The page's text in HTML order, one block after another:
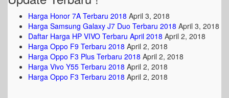
Harga Honor 7A Terbaru 2018 April 3, 2018
Harga Samsung Galaxy J7 Duo Terbaru 2018 April 3, 2018
Daftar Harga HP VIVO Terbaru April 2018 April 2, 2018
Harga Oppo F9 Terbaru 2018 April 2, 2018
Harga Oppo F3 Plus Terbaru 2018 April 2, 2018
Harga Vivo Y55 Terbaru 2018 April 2, 2018
Harga Oppo F3 Terbaru 2018 April 2, 2018